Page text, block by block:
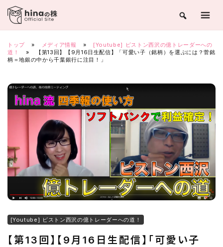
Skip
content
トップ » メディア情報 »
[Youtube] ピストン西沢の億トレーダーへの
道！
»
【第13回】【9月16日生配信】「可愛い子（銘柄）を選ぶには？菅銘
柄＝地銀の中から千葉銀行に注目！」
[Youtube] ピストン西沢の億トレーダーへの道！
【第13回】【9月16日生配信】「可愛い子